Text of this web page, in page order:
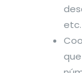
etc.